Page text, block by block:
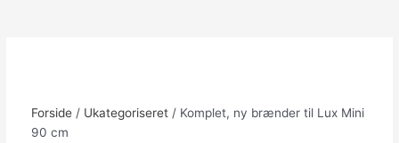
Forside/ Ukategoriseret/ Komplet, ny brænder til Lux Mini
90 cm